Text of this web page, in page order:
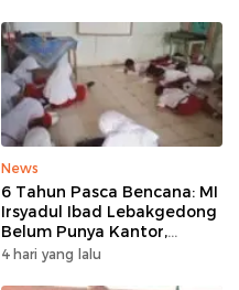
News
6 Tahun Pasca Bencana: MI
Irsyadul Ibad Lebakgedong
Belum Punya Kantor,
Belajar Tanpa Meja-Kursi
4 hari yang lalu